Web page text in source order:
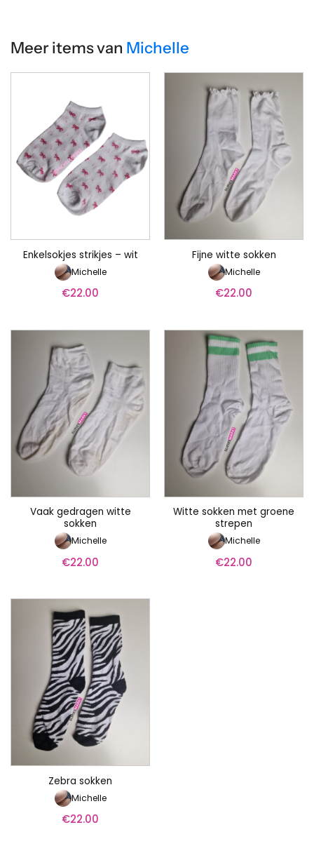
Meer items van Michelle
Enkelsokjes strikjes – wit
Michelle
€22.00
Fijne witte sokken
Michelle
€22.00
Vaak gedragen witte
sokken
Michelle
€22.00
Witte sokken met groene
strepen
Michelle
€22.00
Zebra sokken
Michelle
€22.00